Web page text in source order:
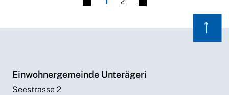
Einwohnergemeinde Unterägeri
Seestrasse 2
⟶